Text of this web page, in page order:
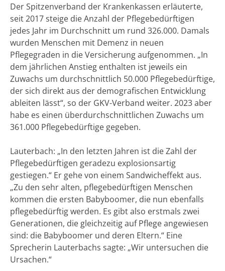
Der Spitzenverband der Krankenkassen erläuterte,
seit 2017 steige die Anzahl der Pflegebedürftigen
jedes Jahr im Durchschnitt um rund 326.000. Damals
wurden Menschen mit Demenz in neuen
Pflegegraden in die Versicherung aufgenommen. „In
dem jährlichen Anstieg enthalten ist jeweils ein
Zuwachs um durchschnittlich 50.000 Pflegebedürftige,
der sich direkt aus der demografischen Entwicklung
ableiten lässt“, so der GKV-Verband weiter. 2023 aber
habe es einen überdurchschnittlichen Zuwachs um
361.000 Pflegebedürftige gegeben.
Lauterbach: „In den letzten Jahren ist die Zahl der
Pflege­bedürftigen geradezu explosionsartig
gestiegen.“ Er gehe von einem Sandwicheffekt aus.
„Zu den sehr alten, pflegebedürftigen Menschen
kommen die ersten Babyboomer, die nun ebenfalls
pflegebedürftig werden. Es gibt also erstmals zwei
Generationen, die gleichzeitig auf Pflege angewiesen
sind: die Babyboomer und deren Eltern.“ Eine
Sprecherin Lauterbachs sagte: „Wir untersuchen die
Ursachen.“